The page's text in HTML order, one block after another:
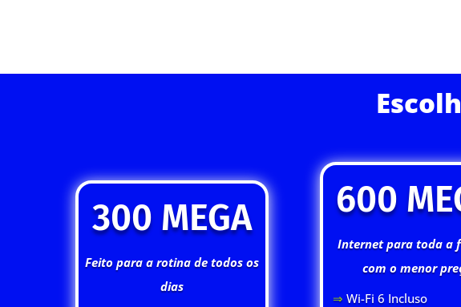
300 MEGA
Feito para a rotina de todos os
dias
600
Internet para toda a
com o menor
⇒ Wi-Fi 6 Incluso